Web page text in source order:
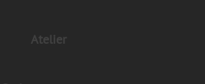
Atelier